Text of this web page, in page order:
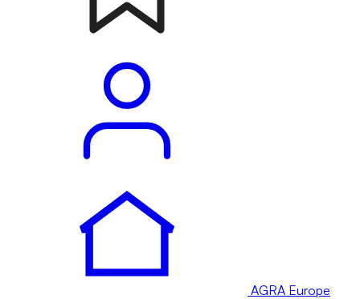
AGRA Europe